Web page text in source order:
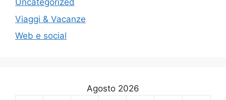
Uncategorized
Viaggi & Vacanze
Web e social
Agosto 2026